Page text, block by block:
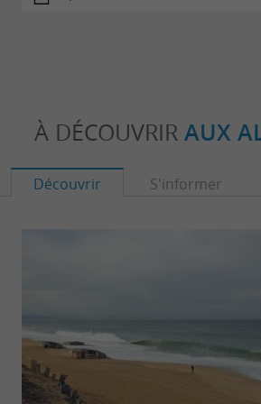
À DÉCOUVRIR AUX
Découvrir S'informer